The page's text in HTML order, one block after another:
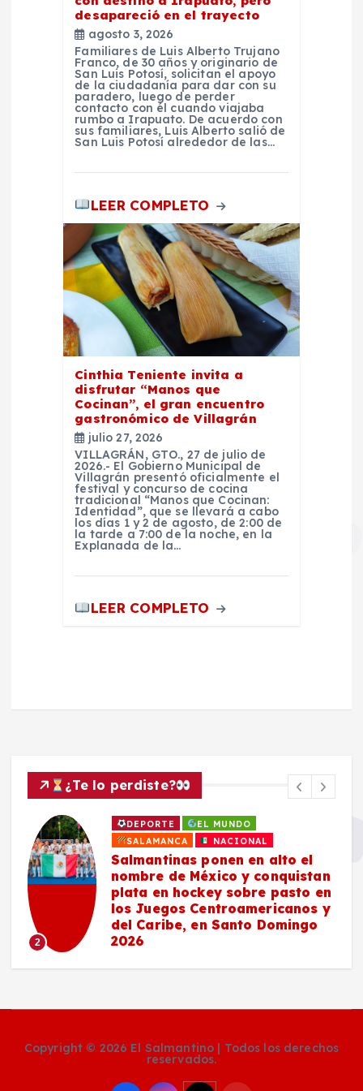
desapareció en el trayecto
agosto 3, 2026
Familiares de Luis Alberto Trujano
Franco, de 30 años y originario de
San Luis Potosí, solicitan el apoyo
de la ciudadanía para dar con su
paradero, luego de perder
contacto con él cuando viajaba
rumbo a Irapuato. De acuerdo con
sus familiares, Luis Alberto salió de
San Luis Potosí alrededor de las…
LEER COMPLETO
Cinthia Teniente invita a
disfrutar “Manos que
Cocinan”, el gran encuentro
gastronómico de Villagrán
julio 27, 2026
VILLAGRÁN, GTO., 27 de julio de
2026.- El Gobierno Municipal de
Villagrán presentó oficialmente el
festival y concurso de cocina
tradicional “Manos que Cocinan:
Identidad”, que se llevará a cabo
los días 1 y 2 de agosto, de 2:00 de
la tarde a 7:00 de la noche, en la
Explanada de la…
LEER COMPLETO
¿Te lo perdiste?
2
DEPORTE
EL MUNDO
SALAMANCA
NACIONAL
Salmantinas ponen en alto el
nombre de México y conquistan
plata en hockey sobre pasto en
los Juegos Centroamericanos y
del Caribe, en Santo Domingo
2026
Copyright © 2026 El Salmantino | Todos los derechos
reservados.